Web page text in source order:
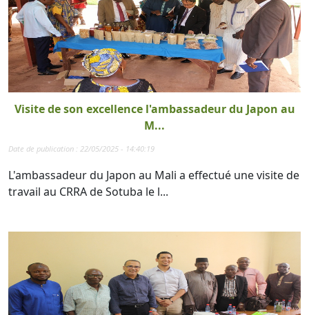
Visite de son excellence l'ambassadeur du Japon au
M...
Date de publication : 22/05/2025 - 14:40:19
L'ambassadeur du Japon au Mali a effectué une visite de
travail au CRRA de Sotuba le l...